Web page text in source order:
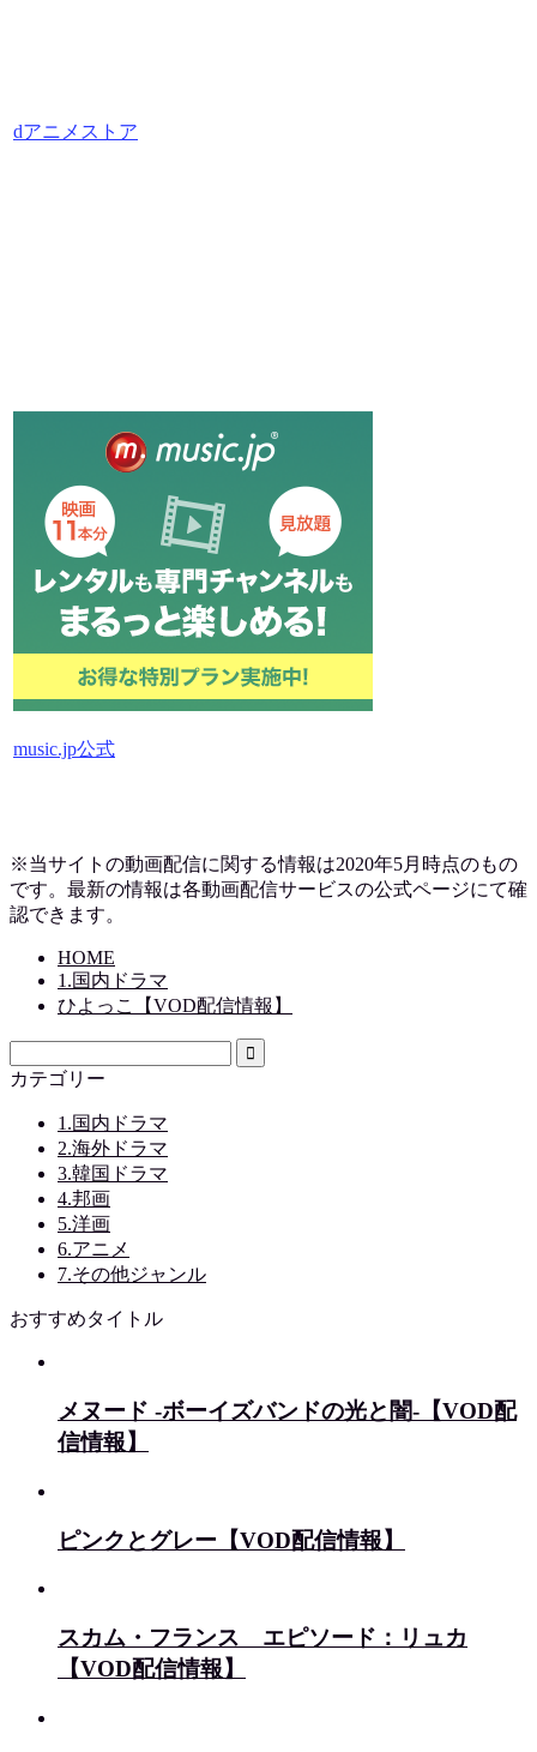
dアニメストア
music.jp公式
※当サイトの動画配信に関する情報は2020年5月時点のもの
です。最新の情報は各動画配信サービスの公式ページにて確
認できます。
HOME
1.国内ドラマ
ひよっこ【VOD配信情報】
カテゴリー
1.国内ドラマ
2.海外ドラマ
3.韓国ドラマ
4.邦画
5.洋画
6.アニメ
7.その他ジャンル
おすすめタイトル
メヌード -ボーイズバンドの光と闇-【VOD配
信情報】
ピンクとグレー【VOD配信情報】
スカム・フランス エピソード：リュカ
【VOD配信情報】